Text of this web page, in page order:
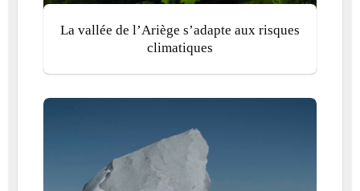
La vallée de l’Ariège s’adapte aux risques
climatiques